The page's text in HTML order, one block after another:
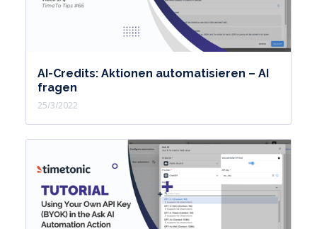
AI-Credits: Aktionen automatisieren – AI
fragen
25/3/2022